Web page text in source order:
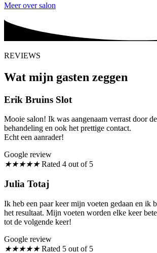
Meer over salon
REVIEWS
Wat mijn gasten zeggen
Erik Bruins Slot
Mooie salon! Ik was aangenaam verrast door
behandeling en ook het prettige contact.
Echt een aanrader!
Google review
★★★★★ Rated 4 out of 5
Julia Totaj
Ik heb een paar keer mijn voeten gedaan en ik
het resultaat. Mijn voeten worden elke keer
tot de volgende keer!
Google review
★★★★★ Rated 5 out of 5